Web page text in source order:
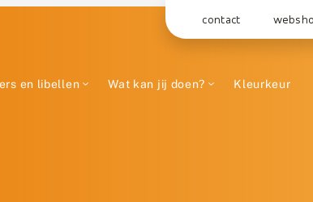
contact
en libellen Wat kan jij doen? Kleurkeur